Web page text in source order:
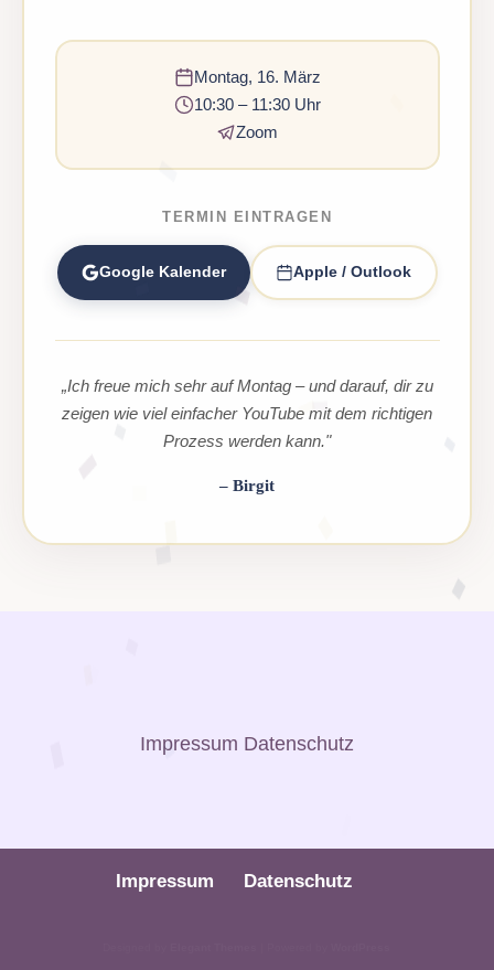
Montag, 16. März
10:30 – 11:30 Uhr
Zoom
TERMIN EINTRAGEN
Google Kalender Apple / Outlook
„Ich freue mich sehr auf Montag – und darauf, dir zu
zeigen wie viel einfacher YouTube mit dem richtigen
Prozess werden kann."
– Birgit
Impressum Datenschutz
Impressum Datenschutz